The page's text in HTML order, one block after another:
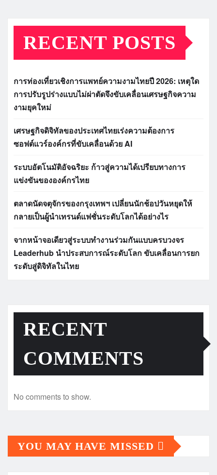
RECENT POSTS
การท่องเที่ยวเชิงการแพทย์ความงามไทยปี 2026: เหตุใด
การปรับรูปร่างแบบไม่ผ่าตัดจึงขับเคลื่อนเศรษฐกิจความ
งามยุคใหม่
เศรษฐกิจดิจิทัลของประเทศไทยเร่งความต้องการ
ซอฟต์แวร์องค์กรที่ขับเคลื่อนด้วย AI
ระบบอัตโนมัติอัจฉริยะ ก้าวสู่ความได้เปรียบทางการ
แข่งขันขององค์กรไทย
ตลาดนัดจตุจักรของกรุงเทพฯ เปลี่ยนนักช้อปวันหยุดให้
กลายเป็นผู้นำเทรนด์แฟชั่นระดับโลกได้อย่างไร
จากหน้าจอเดียวสู่ระบบทำงานร่วมกันแบบครบวงจร
Leaderhub นำประสบการณ์ระดับโลก ขับเคลื่อนการยก
ระดับสู่ดิจิทัลในไทย
RECENT
COMMENTS
No comments to show.
YOU MAY HAVE MISSED